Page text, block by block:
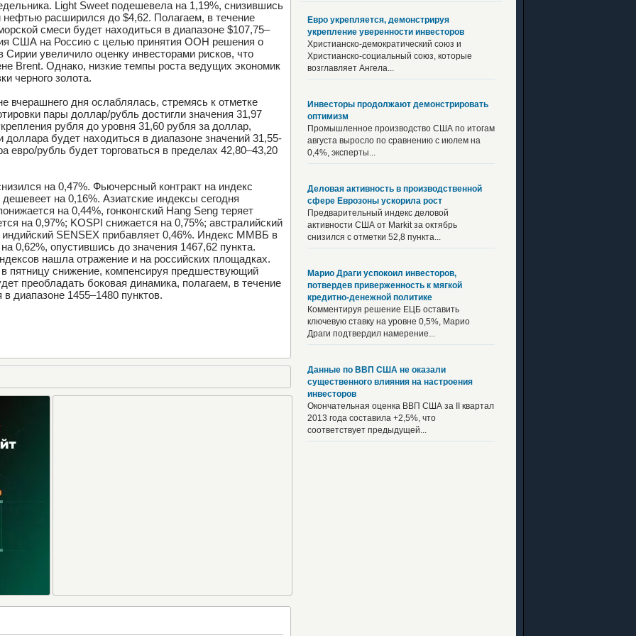
Light Sweet подешевела на 1,19%, снизившись
расширился до $4,62. Полагаем, в течение
смеси будет находиться в диапазоне $107,75–
США на Россию с целью принятия ООН решения о
Сирии увеличило оценку инвесторами рисков, что
Brent. Однако, низкие темпы роста ведущих экономик
черного золота.
вчерашнего дня ослаблялась, стремясь к отметке
пары доллар/рубль достигли значения 31,97
рубля до уровня 31,60 рубля за доллар,
будет находиться в диапазоне значений 31,55-
евро/рубль будет торговаться в пределах 42,80–43,20
на 0,47%. Фьючерсный контракт на индекс
на 0,16%. Азиатские индексы сегодня
на 0,44%, гонконгский Hang Seng теряет
на 0,97%; KOSPI снижается на 0,75%; австралийский
SENSEX прибавляет 0,46%. Индекс ММВБ в
0,62%, опустившись до значения 1467,62 пункта.
нашла отражение и на российских площадках.
пятницу снижение, компенсируя предшествующий
преобладать боковая динамика, полагаем, в течение
диапазоне 1455–1480 пунктов.
Евро укрепляется, демонстрируя
укрепление уверенности инвесторов
Христианско-демократический союз и
Христианско-социальный союз, которые
возглавляет Ангела...
Инвесторы продолжают демонстрировать
оптимизм
Промышленное производство США по итогам
августа выросло по сравнению с июлем на
0,4%, эксперты...
Деловая активность в производственной
сфере Еврозоны ускорила рост
Предварительный индекс деловой
активности США от Markit за октябрь
снизился с отметки 52,8 пункта...
Марио Драги успокоил инвесторов,
потвердев приверженность к мягкой
кредитно-денежной политике
Комментируя решение ЕЦБ оставить
ключевую ставку на уровне 0,5%, Марио
Драги подтвердил намерение...
Данные по ВВП США не оказали
существенного влияния на настроения
инвесторов
Окончательная оценка ВВП США за II квартал
2013 года составила +2,5%, что
соответствует предыдущей...